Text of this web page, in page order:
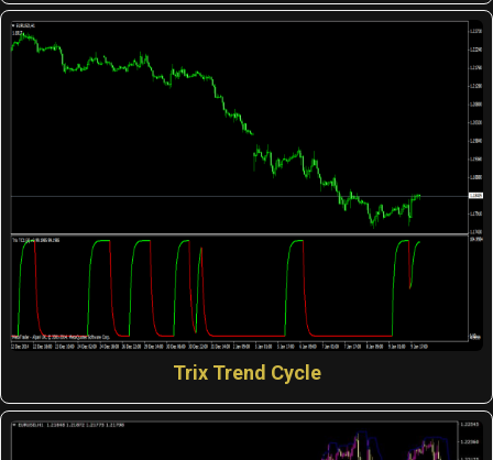
Trix Trend Cycle